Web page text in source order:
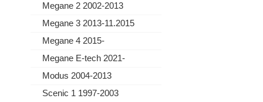
Megane 2 2002-2013
Megane 3 2013-11.2015
Megane 4 2015-
Megane E-tech 2021-
Modus 2004-2013
Scenic 1 1997-2003